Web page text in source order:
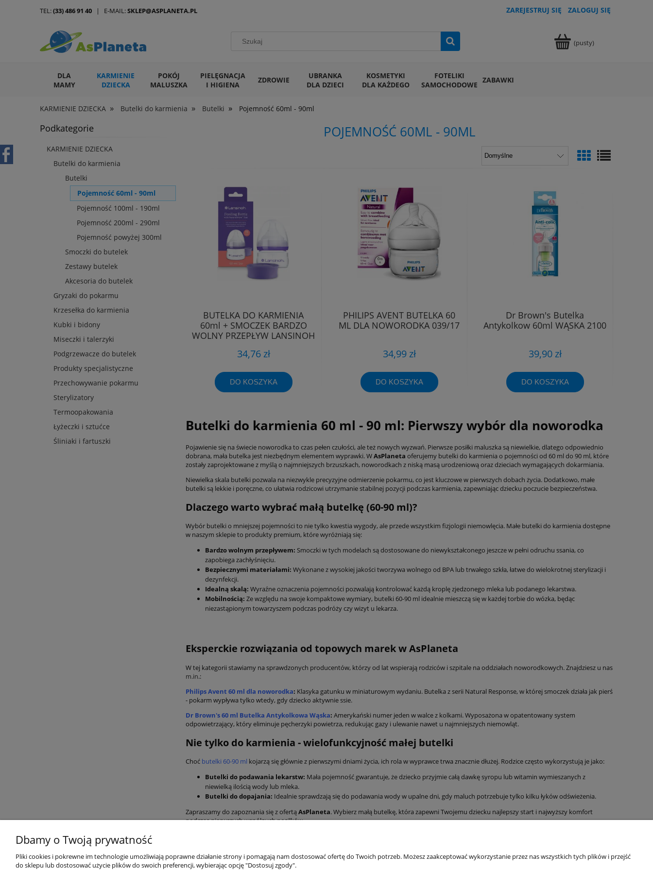
ZAREJESTRUJ SIĘ ZALOGUJ SIĘ
(pusty)
DLA
MAMY
KARMIENIE
DZIECKA
POKÓJ
MALUSZKA
PIELĘGNACJA
I HIGIENA
ZDROWIE
UBRANKA
DLA DZIECI
KOSMETYKI
DLA KAŻDEGO
FOTELIKI
SAMOCHODOWE ZABAWKI
ARTYKUŁY DLA ZWIERZĄT
KARMIENIE DZIECKA » Butelki do karmienia » Butelki » Pojemność 60ml - 90ml
TEL:(33) 486 91 40 | E-MAIL:SKLEP@ASPLANETA.PL
Podkategorie
KARMIENIE DZIECKA
Butelki do karmienia
Butelki
Pojemność 60ml - 90ml
Pojemność 100ml - 190ml
Pojemność 200ml - 290ml
Pojemność powyżej 300ml
Smoczki do butelek
Zestawy butelek
Akcesoria do butelek
Gryzaki do pokarmu
Krzesełka do karmienia
Kubki i bidony
Miseczki i talerzyki
Podgrzewacze do butelek
Produkty specjalistyczne
Przechowywanie pokarmu
Sterylizatory
Termoopakowania
Łyżeczki i sztućce
Śliniaki i fartuszki
POJEMNOŚĆ 60ML - 90ML
BUTELKA DO KARMIENIA
60ml + SMOCZEK BARDZO
WOLNY PRZEPŁYW LANSINOH
34,76 zł
DO KOSZYKA
PHILIPS AVENT BUTELKA 60
ML DLA NOWORODKA 039/17
34,99 zł
DO KOSZYKA
Dr Brown's Butelka
Antykolkow 60ml WĄSKA 2100
39,90 zł
DO KOSZYKA
Butelki do karmienia 60 ml - 90 ml: Pierwszy wybór dla noworodka
Pojawienie się na świecie noworodka to czas pełen czułości, ale też nowych wyzwań. Pierwsze posiłki maluszka są niewielkie, dlatego odpowiednio
dobrana, mała butelka jest niezbędnym elementem wyprawki. WAsPlaneta oferujemy butelki do karmienia o pojemności od 60 ml do 90 ml, które
zostały zaprojektowane z myślą o najmniejszych brzuszkach, noworodkach z niską masą urodzeniową oraz dzieciach wymagających dokarmiania.
Niewielka skala butelki pozwala na niezwykle precyzyjne odmierzenie pokarmu, co jest kluczowe w pierwszych dobach życia. Dodatkowo, małe
butelki są lekkie i poręczne, co ułatwia rodzicowi utrzymanie stabilnej pozycji podczas karmienia, zapewniając dziecku poczucie bezpieczeństwa.
Dlaczego warto wybrać małą butelkę (60-90 ml)?
Wybór butelki o mniejszej pojemności to nie tylko kwestia wygody, ale przede wszystkim fizjologii niemowlęcia. Małe butelki do karmienia dostępne
w naszym sklepie to produkty premium, które wyróżniają się:
Bardzo wolnym przepływem: Smoczki w tych modelach są dostosowane do niewykształconego jeszcze w pełni odruchu ssania, co
zapobiega zachłyśnięciu.
Bezpiecznymi materiałami: Wykonane z wysokiej jakości tworzywa wolnego od BPA lub trwałego szkła, łatwe do wielokrotnej sterylizacji i
dezynfekcji.
Idealną skalą: Wyraźne oznaczenia pojemności pozwalają kontrolować każdą kroplę zjedzonego mleka lub podanego lekarstwa.
Mobilnością: Ze względu na swoje kompaktowe wymiary, butelki 60-90 ml idealnie mieszczą się w każdej torbie do wózka, będąc
niezastąpionym towarzyszem podczas podróży czy wizyt u lekarza.
Eksperckie rozwiązania od topowych marek w AsPlaneta
W tej kategorii stawiamy na sprawdzonych producentów, którzy od lat wspierają rodziców i szpitale na oddziałach noworodkowych. Znajdziesz u nas
m.in.:
Philips Avent 60 ml dla noworodka: Klasyka gatunku w miniaturowym wydaniu. Butelka z serii Natural Response, w której smoczek działa jak pierś
- pokarm wypływa tylko wtedy, gdy dziecko aktywnie ssie.
Dr Brown's 60 ml Butelka Antykolkowa Wąska: Amerykański numer jeden w walce z kolkami. Wyposażona w opatentowany system
odpowietrzający, który eliminuje pęcherzyki powietrza, redukując gazy i ulewanie nawet u najmniejszych niemowląt.
Nie tylko do karmienia - wielofunkcyjność małej butelki
Choć butelki 60-90 ml kojarzą się głównie z pierwszymi dniami życia, ich rola w wyprawce trwa znacznie dłużej. Rodzice często wykorzystują je jako:
Butelki do podawania lekarstw: Mała pojemność gwarantuje, że dziecko przyjmie całą dawkę syropu lub witamin wymieszanych z
niewielką ilością wody lub mleka.
Butelki do dopajania: Idealnie sprawdzają się do podawania wody w upalne dni, gdy maluch potrzebuje tylko kilku łyków odświeżenia.
Zapraszamy do zapoznania się z ofertą AsPlaneta. Wybierz małą butelkę, która zapewni Twojemu dziecku najlepszy start i najwyższy komfort
podczas pierwszych wspólnych posiłków.
Przydatne linki Warunki zakupów Moje konto Informacje o sklepie
Dbamy o Twoją prywatność
Pliki cookies i pokrewne im technologie umożliwiają poprawne działanie strony i pomagają nam dostosować ofertę do Twoich potrzeb. Możesz zaakceptować wykorzystanie przez nas wszystkich tych plików i przejść
do sklepu lub dostosować użycie plików do swoich preferencji, wybierając opcję "Dostosuj zgody".